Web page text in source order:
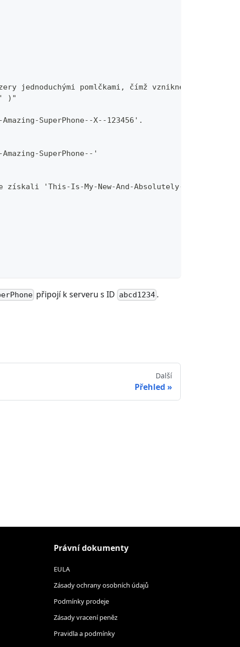
jednoduchými pomlčkami, čímž vznikne 'This-Is-
)"
SuperPhone--X--123456'.
SuperPhone--'
'This-Is-My-New-And-Absolutely-Amazing-
připojí k serveru s ID abcd1234.
Další
Přehled
Právní dokumenty
EULA
Zásady ochrany osobních údajů
Podmínky prodeje
Zásady vracení peněz
Pravidla a podmínky